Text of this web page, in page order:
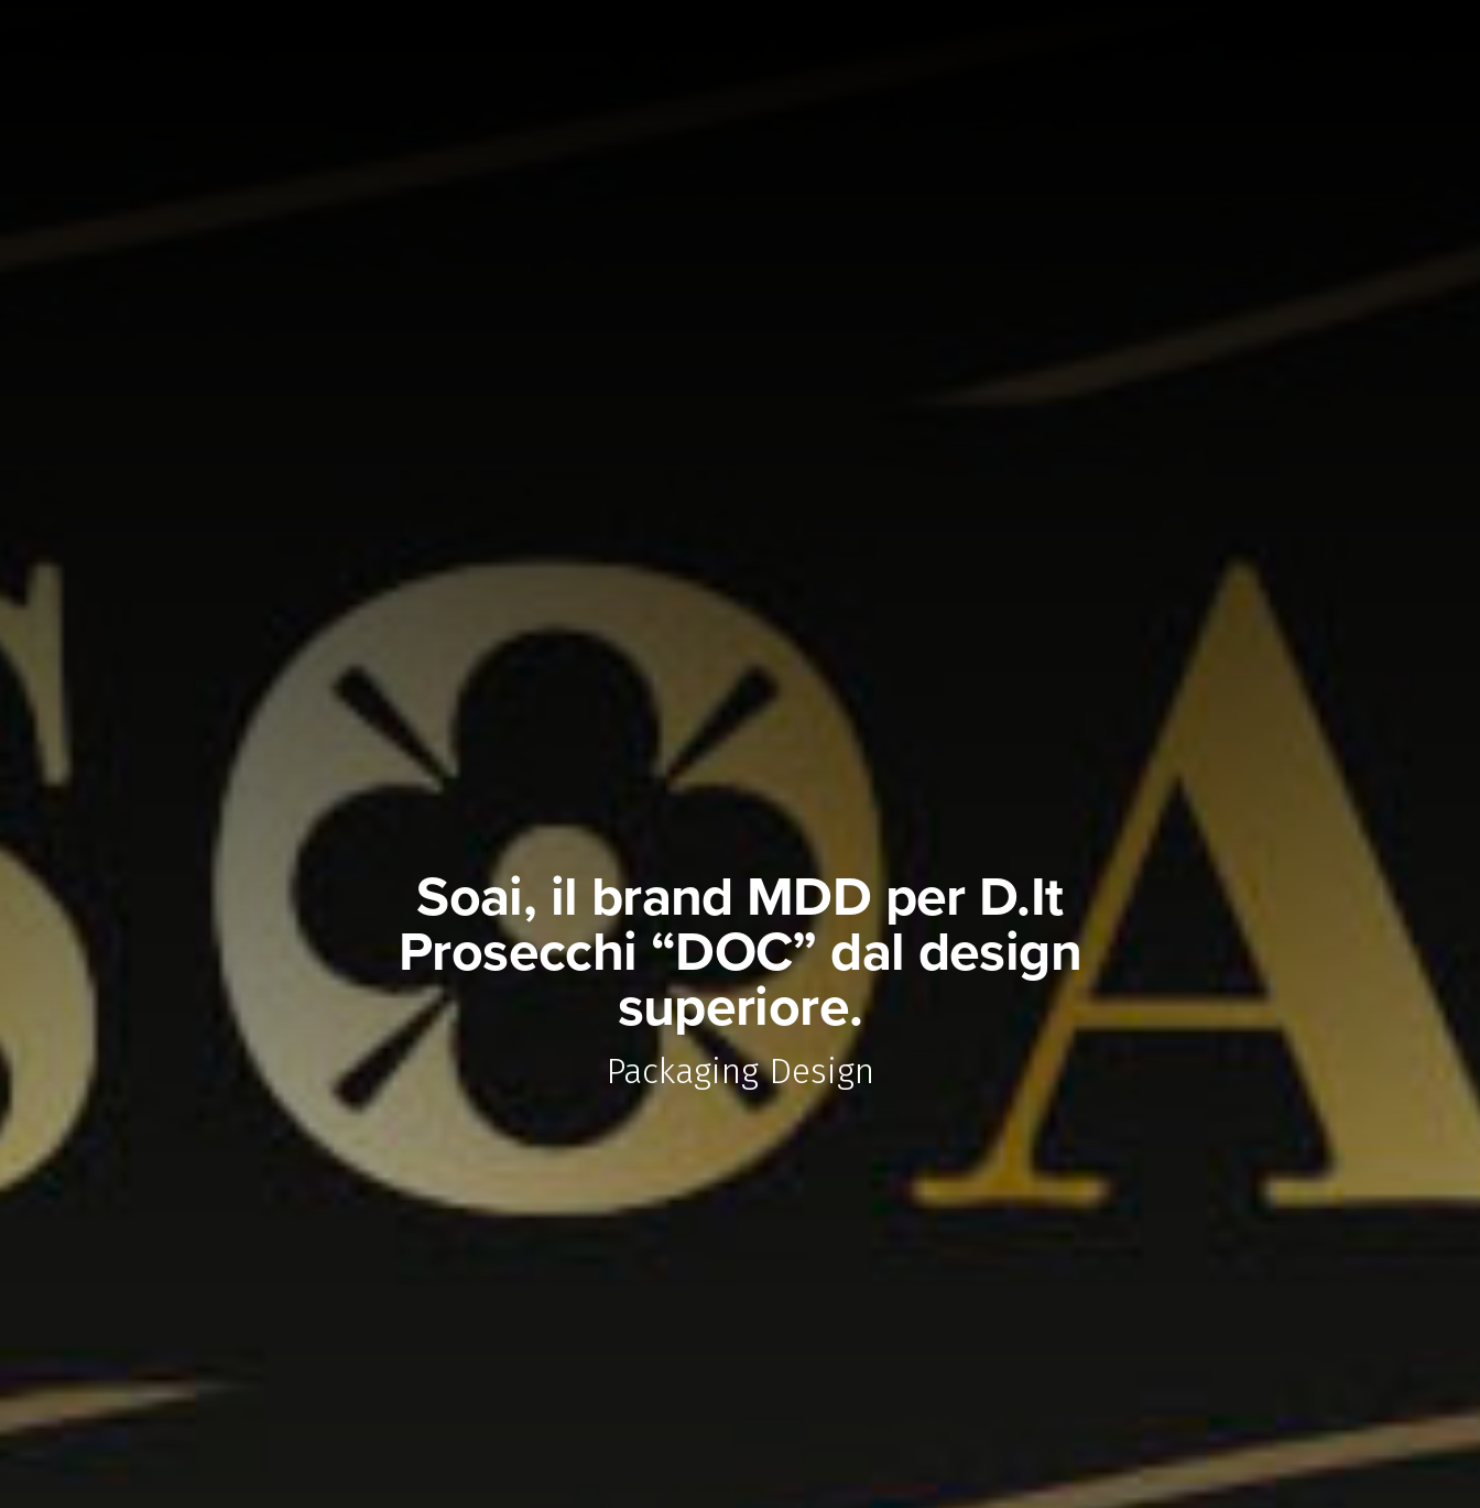
Soai, il brand MDD per D.It
Prosecchi “DOC” dal design
superiore.
Packaging Design